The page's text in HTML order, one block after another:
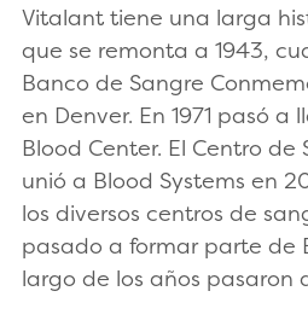
Vitalant tiene una larga
que se remonta a 1943,
Banco de Sangre
en Denver. En 1971 pasó a
Blood Center. El Centro de
unió a Blood Systems en
los diversos centros de
pasado a formar parte de
largo de los años pasaron